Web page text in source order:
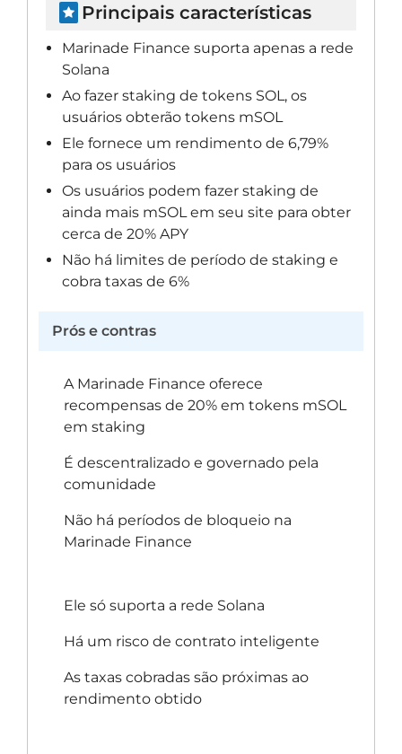
Principais características
Marinade Finance suporta apenas a rede
Solana
Ao fazer staking de tokens SOL, os
usuários obterão tokens mSOL
Ele fornece um rendimento de 6,79%
para os usuários
Os usuários podem fazer staking de
ainda mais mSOL em seu site para obter
cerca de 20% APY
Não há limites de período de staking e
cobra taxas de 6%
Prós e contras
A Marinade Finance oferece
recompensas de 20% em tokens mSOL
em staking
É descentralizado e governado pela
comunidade
Não há períodos de bloqueio na
Marinade Finance
Ele só suporta a rede Solana
Há um risco de contrato inteligente
As taxas cobradas são próximas ao
rendimento obtido